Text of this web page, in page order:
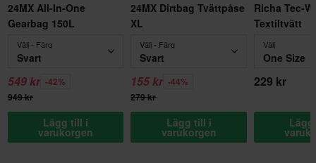
24MX All-In-One
Gearbag 150L
Välj - Färg
Svart
549 kr -42%
949 kr
Lägg till i
varukorgen
24MX Dirtbag Tvättpåse
XL
Välj - Färg
Svart
155 kr -44%
279 kr
Lägg till i
varukorgen
Richa Tec-
Textiltvätt
Välj
One Size
229 kr